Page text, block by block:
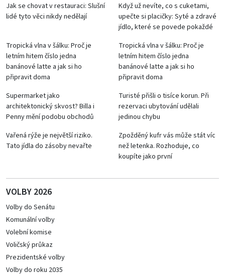
Jak se chovat v restauraci: Slušní
lidé tyto věci nikdy nedělají
Když už nevíte, co s cuketami,
upečte si placičky: Syté a zdravé
jídlo, které se povede pokaždé
Tropická vlna v šálku: Proč je
letním hitem číslo jedna
banánové latte a jak si ho
připravit doma
Tropická vlna v šálku: Proč je
letním hitem číslo jedna
banánové latte a jak si ho
připravit doma
Supermarket jako
architektonický skvost? Billa i
Penny mění podobu obchodů
Turisté přišli o tisíce korun. Při
rezervaci ubytování udělali
jedinou chybu
Vařená rýže je největší riziko.
Tato jídla do zásoby nevařte
Zpožděný kufr vás může stát víc
než letenka. Rozhoduje, co
koupíte jako první
VOLBY 2026
Volby do Senátu
Komunální volby
Volební komise
Voličský průkaz
Prezidentské volby
Volby do roku 2035